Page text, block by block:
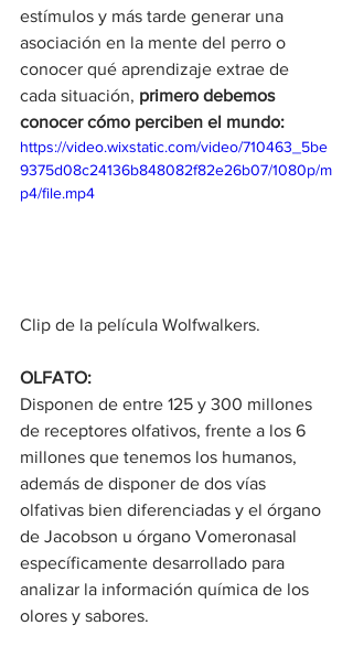
estímulos y más tarde generar una
asociación en la mente del perro o
conocer qué aprendizaje extrae de
cada situación, primero debemos
conocer cómo perciben el mundo:
https://video.wixstatic.com/video/710463_5be
9375d08c24136b848082f82e26b07/1080p/m
p4/file.mp4
Clip de la película Wolfwalkers.
OLFATO:
Disponen de entre 125 y 300 millones
de receptores olfativos, frente a los 6
millones que tenemos los humanos,
además de disponer de dos vías
olfativas bien diferenciadas y el órgano
de Jacobson u órgano Vomeronasal
específicamente desarrollado para
analizar la información química de los
olores y sabores.